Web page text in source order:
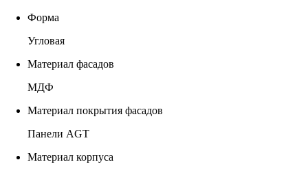
Форма
Угловая
Материал фасадов
МДФ
Материал покрытия фасадов
Панели AGT
Материал корпуса